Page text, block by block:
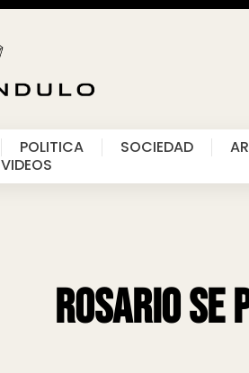
POLITICA SOCIEDAD
VIDEOS
Rosario se